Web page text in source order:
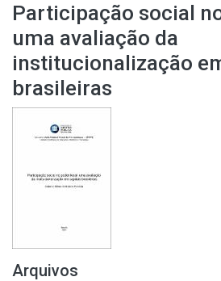
Participação social
uma avaliação da
institucionalização
brasileiras
Arquivos